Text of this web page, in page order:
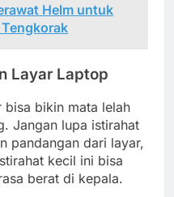
Helm untuk
Layar Laptop
bisa bikin mata lelah
Jangan lupa istirahat
pandangan dari layar,
kecil ini bisa
berat di kepala.